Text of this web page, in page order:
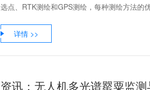
选点、RTK测绘和GPS测绘，每种测绘方法的
详情 >>
资讯：无人机多光谱罂粟监